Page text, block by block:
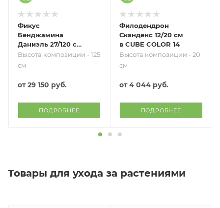
Фикус
Бенджамина
Даниэль 27/120 см
в CUBICO COLOR
30
Высота композиции - 125
см
от29 150 руб.
ПОДРОБНЕЕ
Филодендрон
Сканденс 12/20 см
в CUBE COLOR 14
Высота композиции - 20
см
от4 044 руб.
ПОДРОБНЕЕ
Товары для ухода за растениями